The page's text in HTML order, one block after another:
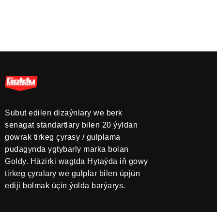
Subut edilen dizaýnlary we berk
senagat standartlary bilen 20 ýyldan
gowrak tirkeg çyrasy / gulplama
pudagynda ygtybarly marka bolan
Goldy. Häzirki wagtda Hytaýda iň gowy
tirkeg çyralary we gulplar bilen üpjün
ediji bolmak üçin ýolda barýarys.